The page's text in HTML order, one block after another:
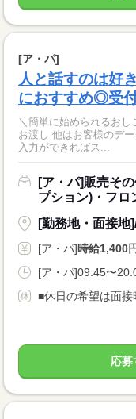
[ア・パ]
人と話すのは好
におすすめ◎受
＼簡単に始められるおし
お渡し 他はお客様のデ
入力ができればス...
[ア・パ]販売そ
プション)・フロ
[勤務地・面接地
[ア・パ]時給1,400
[ア・パ]09:45〜
応募